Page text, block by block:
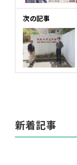
次の記事
新着記事